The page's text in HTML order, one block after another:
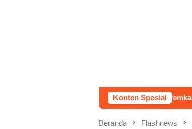
Konten Spesial
Pemkab Gunungkidul
Beranda Flashnews